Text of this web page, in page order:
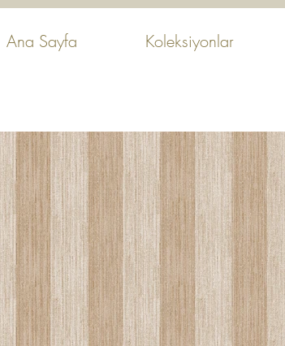
Ana Sayfa Koleksiyonlar